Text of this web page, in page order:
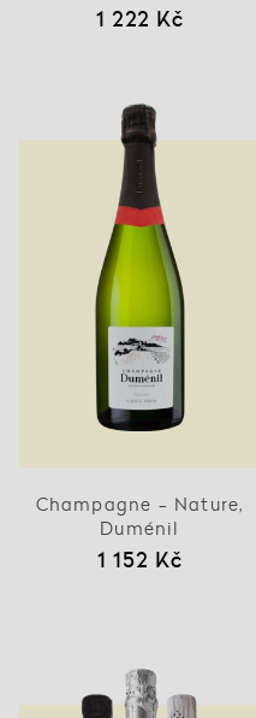
1 222 Kč
Champagne - Nature,
Duménil
1 152 Kč